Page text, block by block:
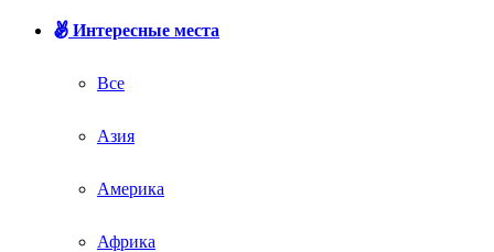
Интересные места
Все
Азия
Америка
Африка